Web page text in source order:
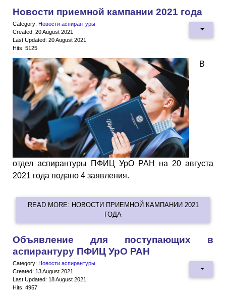
Новости приемной кампании 2021 года
Category: Новости аспирантуры
Created: 20 August 2021
Last Updated: 20 August 2021
Hits: 5125
В
отдел аспирантуры ПФИЦ УрО РАН на 20 августа
2021 года подано 4 заявления.
READ MORE: НОВОСТИ ПРИЕМНОЙ КАМПАНИИ 2021
ГОДА
Объявление для поступающих в
аспирантуру ПФИЦ УрО РАН
Category: Новости аспирантуры
Created: 13 August 2021
Last Updated: 18 August 2021
Hits: 4957